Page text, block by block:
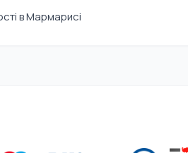
в Мармарисі